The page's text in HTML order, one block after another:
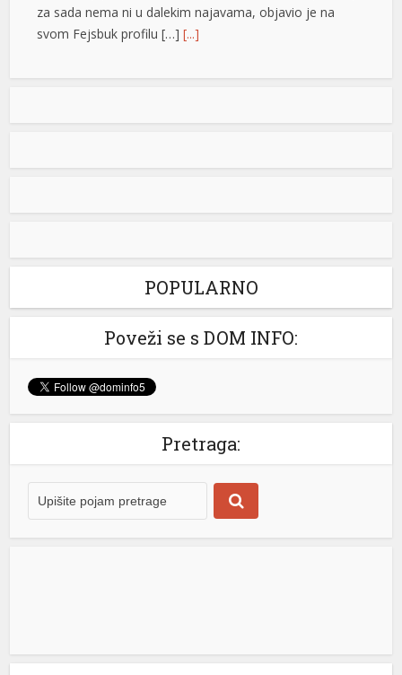
za sada nema ni u dalekim najavama, objavio je na
svom Fejsbuk profilu […][...]
Nolan ima novi rekord: “Odiseja” zaradila više od
“Odiseja” je postala film sa najvećom zaradom u karijeri
američkih dolara na svjetskim bioskopskim blagajnama
je premijerno prikazan 17. jula, adaptacija je
Sistem javnih bicikala “BL Bike” ove godine bilježi
20 najmova Do sada je evidentirano svega 20 najmova,
korisnika, što je približno isti broj kao i u istom periodu
POPULARNO
Poveži se s DOM INFO:
Pretraga: